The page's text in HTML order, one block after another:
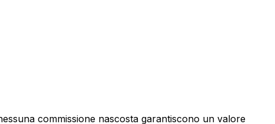
commissione nascosta garantiscono un valore